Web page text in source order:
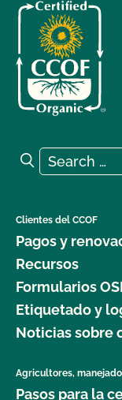
Search for:
Search
Clientes del CCOF
Pagos y
Recursos
Formularios
Etiquetado y
Noticias sobre
Agricultores,
Pasos para la